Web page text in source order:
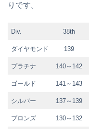
りです。
Div. 38th
ダイヤモンド 139
プラチナ 140～142
ゴールド 141～143
シルバー 137～139
ブロンズ 130～132